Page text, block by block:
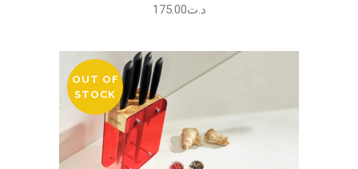
د.ت175.00
OUT OF
STOCK